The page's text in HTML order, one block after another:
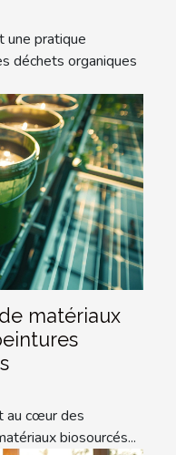
une pratique
déchets organiques
matériaux
au cœur des
biosourcés...